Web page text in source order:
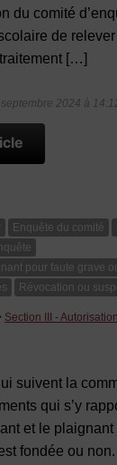
du comité
de
[…]
2024 à
Enquête du comité
pour faute grave
Révocation ou
Section III -
suivent la
qui s’y
et le
fondée ou